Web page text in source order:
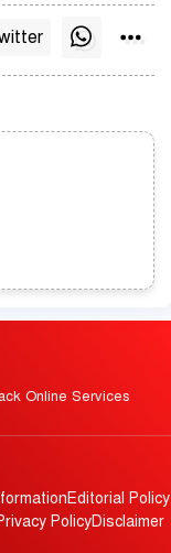
Online Services
Editorial Policy
PolicyDisclaimer